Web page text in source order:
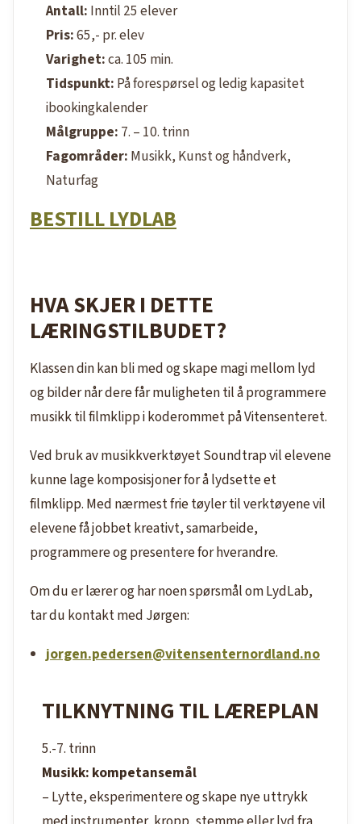
Antall: Inntil 25 elever
Pris:65,- pr. elev
Varighet:ca. 105 min.
Tidspunkt: På forespørsel og ledig kapasitet
ibookingkalender
Målgruppe: 7. – 10. trinn
Fagområder: Musikk, Kunst og håndverk,
Naturfag
BESTILL LYDLAB
HVA SKJER I DETTE
LÆRINGSTILBUDET?
Klassen din kan bli med og skape magi mellom lyd
og bilder når dere får muligheten til å programmere
musikk til filmklipp i koderommet på Vitensenteret.
Ved bruk av musikkverktøyet Soundtrap vil elevene
kunne lage komposisjoner for å lydsette et
filmklipp. Med nærmest frie tøyler til verktøyene vil
elevene få jobbet kreativt, samarbeide,
programmere og presentere for hverandre.
Om du er lærer og har noen spørsmål om LydLab,
tar du kontakt med Jørgen:
jorgen.pedersen@vitensenternordland.no
TILKNYTNING TIL LÆREPLAN
5.-7. trinn
Musikk: kompetansemål
– Lytte, eksperimentere og skape nye uttrykk